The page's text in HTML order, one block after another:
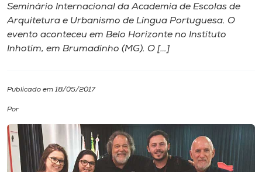
Internacionalização
I.nova
Cultura
CPA
Seminário Internacional da Academia de Escolas de
Arquitetura e Urbanismo de Língua Portuguesa. O
evento aconteceu em Belo Horizonte no Instituto
Inhotim,​ em Brumadinho​​ (MG). O […]
Publicado em 18/05/2017
Por